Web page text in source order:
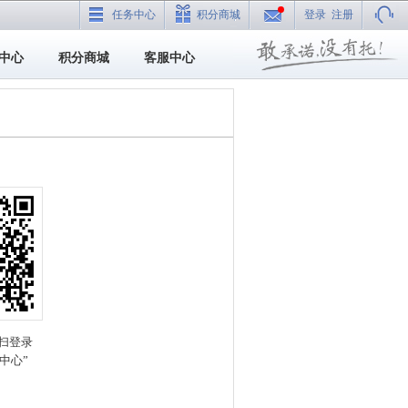
任务中心 积分商城 登录 注册
心 积分商城 客服中心